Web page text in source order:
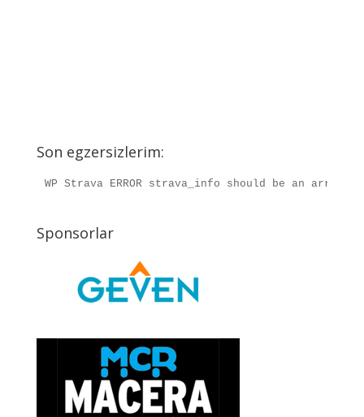
Son egzersizlerim:
WP Strava ERROR strava_info should be an
Sponsorlar